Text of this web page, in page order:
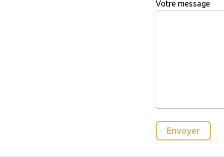
Votre message